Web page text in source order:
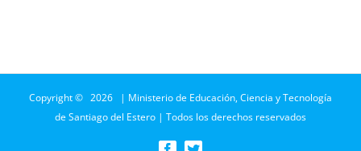
Copyright © 2026 | Ministerio de Educación, Ciencia y Tecnología
de Santiago del Estero | Todos los derechos reservados